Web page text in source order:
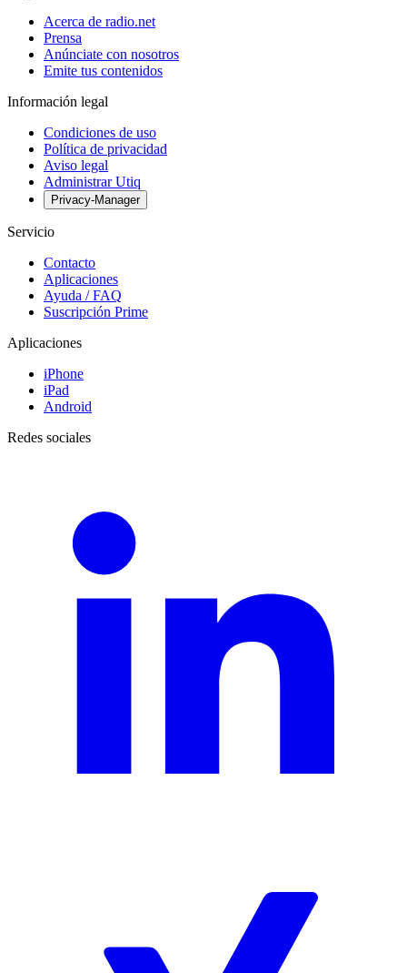
Acerca de radio.net
Prensa
Anúnciate con nosotros
Emite tus contenidos
Información legal
Condiciones de uso
Política de privacidad
Aviso legal
Administrar Utiq
Privacy-Manager
Servicio
Contacto
Aplicaciones
Ayuda / FAQ
Suscripción Prime
Aplicaciones
iPhone
iPad
Android
Redes sociales